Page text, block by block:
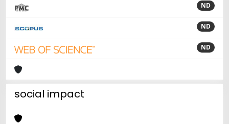
ND
ND
ND
social impact